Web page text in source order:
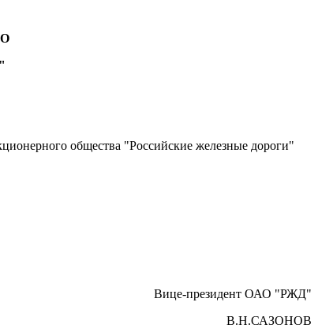
общества "Российские железные дороги"
Вице-президент ОАО "РЖД"
В.Н.САЗОНОВ